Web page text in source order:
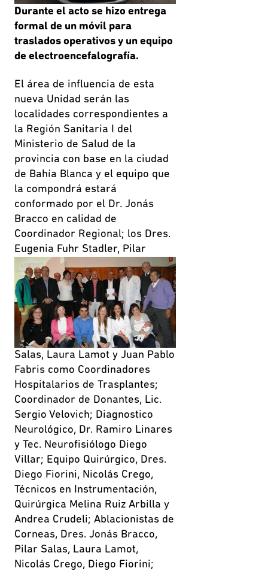
Durante el acto se hizo entrega
formal de un móvil para
traslados operativos y un equipo
de electroencefalografía.
El área de influencia de esta
nueva Unidad serán las
localidades correspondientes a
la Región Sanitaria I del
Ministerio de Salud de la
provincia con base en la ciudad
de Bahía Blanca y el equipo que
la compondrá estará
conformado por el Dr. Jonás
Bracco en calidad de
Coordinador Regional; los Dres.
Eugenia Fuhr Stadler, Pilar
Salas, Laura Lamot y Juan Pablo
Fabris como Coordinadores
Hospitalarios de Trasplantes;
Coordinador de Donantes, Lic.
Sergio Velovich; Diagnostico
Neurológico, Dr. Ramiro Linares
y Tec. Neurofisiólogo Diego
Villar; Equipo Quirúrgico, Dres.
Diego Fiorini, Nicolás Crego,
Técnicos en Instrumentación,
Quirúrgica Melina Ruiz Arbilla y
Andrea Crudeli; Ablacionistas de
Corneas, Dres. Jonás Bracco,
Pilar Salas, Laura Lamot,
Nicolás Crego, Diego Fiorini;